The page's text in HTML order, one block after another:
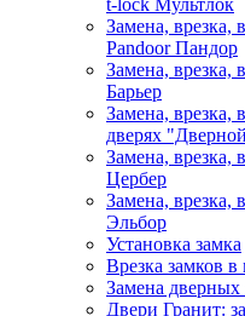
t-lock Мультлок
Замена, врезка,
PandoorПандор
Замена, врезка,
Барьер
Замена, врезка,
дверях
Замена, врезка,
Цербер
Замена, врезка,
Эльбор
Установка замка
Врезка замков
Замена
Двери Гранит: